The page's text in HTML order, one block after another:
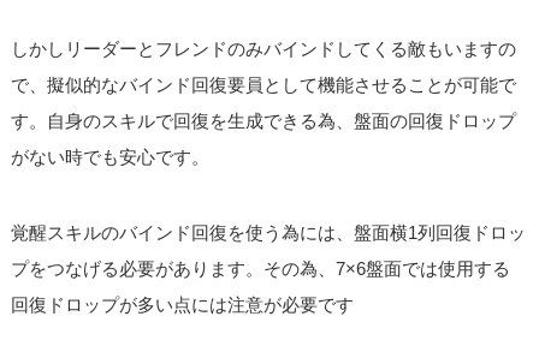
しかしリーダーとフレンドのみバインドしてくる敵もいますの
で、擬似的なバインド回復要員として機能させることが可能で
す。自身のスキルで回復を生成できる為、盤面の回復ドロップ
がない時でも安心です。
覚醒スキルのバインド回復を使う為には、盤面横1列回復ドロッ
プをつなげる必要があります。その為、7×6盤面では使用する
回復ドロップが多い点には注意が必要です